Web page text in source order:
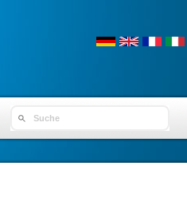
SEARCH FORM